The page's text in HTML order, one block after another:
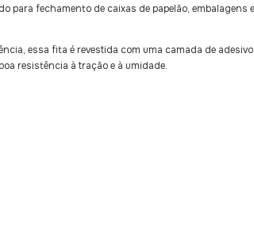
para fechamento de caixas de papelão, embalagens
essa fita é revestida com uma camada de
resistência à tração e à umidade.